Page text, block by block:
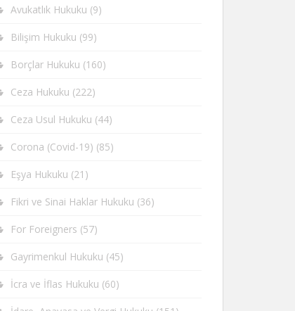
Avukatlık Hukuku (9)
Bilişim Hukuku (99)
Borçlar Hukuku (160)
Ceza Hukuku (222)
Ceza Usul Hukuku (44)
Corona (Covid-19) (85)
Eşya Hukuku (21)
Fikri ve Sinai Haklar Hukuku (36)
For Foreigners (57)
Gayrimenkul Hukuku (45)
İcra ve İflas Hukuku (60)